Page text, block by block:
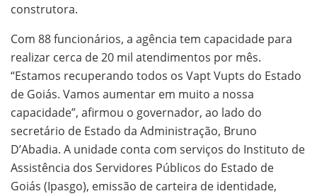
construtora.
Com 88 funcionários, a agência tem capacidade para
realizar cerca de 20 mil atendimentos por mês.
“Estamos recuperando todos os Vapt Vupts do Estado
de Goiás. Vamos aumentar em muito a nossa
capacidade”, afirmou o governador, ao lado do
secretário de Estado da Administração, Bruno
D’Abadia. A unidade conta com serviços do Instituto de
Assistência dos Servidores Públicos do Estado de
Goiás (Ipasgo), emissão de carteira de identidade,